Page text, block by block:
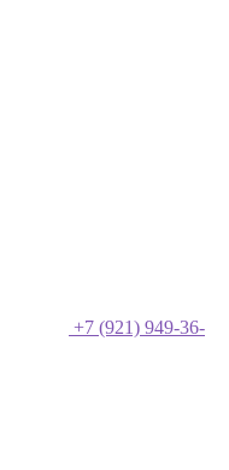
+7 (921) 949-36-